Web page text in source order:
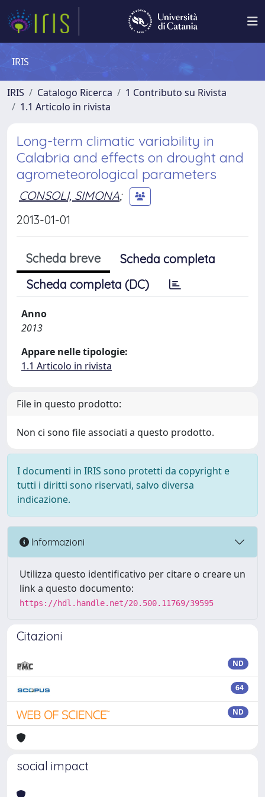
IRIS
IRIS Catalogo Ricerca
1 Contributo su Rivista
1.1 Articolo in rivista
Long-term climatic variability in
Calabria and effects on drought and
agrometeorological parameters
CONSOLI, SIMONA;
2013-01-01
Scheda breve
Scheda completa
Scheda completa (DC)
Anno
2013
Appare nelle tipologie:
1.1 Articolo in rivista
File in questo prodotto:
Non ci sono file associati a questo prodotto.
I documenti in IRIS sono protetti da copyright e
tutti i diritti sono riservati, salvo diversa
indicazione.
Informazioni
Utilizza questo identificativo per citare o creare un
link a questo documento:
https://hdl.handle.net/20.500.11769/39595
Citazioni
ND
64
ND
social impact